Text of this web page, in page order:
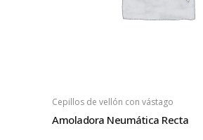
Cepillos de vellón con vástago
Amoladora Neumática Recta